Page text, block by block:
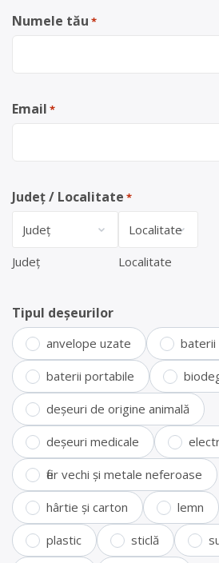
Numele tău *
Email *
Județ / Localitate *
Județ Localitate
Tipul deșeurilor
anvelope uzate baterii
baterii portabile
deșeuri de origine animală
deșeuri medicale
fier vechi și metale neferoase
hârtie și carton lemn
plastic sticlă